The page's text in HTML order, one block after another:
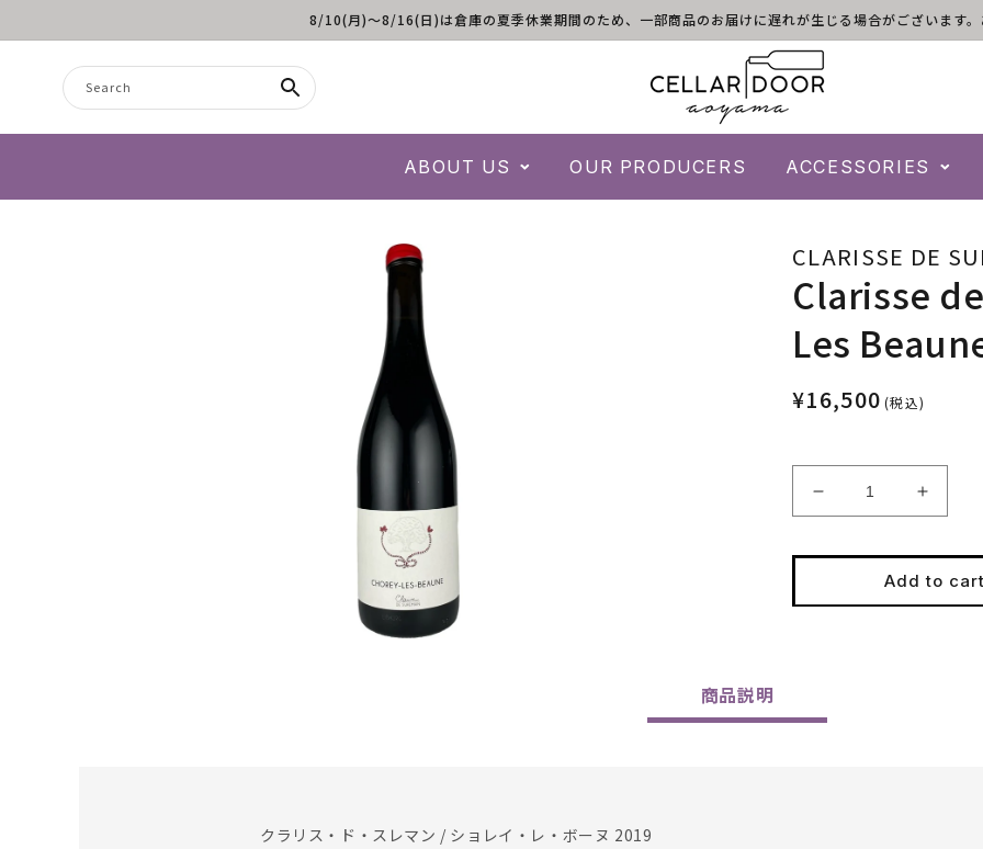
8/10(月)～8/16(日)は倉庫の夏季休業期間のため、一部商品のお届けに遅れが生じる場合がございます。
Search
ABOUT US OUR PRODUCERS ACCESSORIES
CLARISSE DE
Clarisse
Les
¥16,500 (税込)
Decrease
quantity
quantity
de
Add to cart
商品説明
クラリス・ド・スレマン / ショレイ・レ・ボーヌ 2019